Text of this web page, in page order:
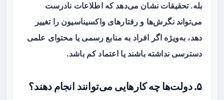
بله. تحقیقات نشان می‌دهد که اطلاعات نادرست
می‌تواند نگرش‌ها و رفتارهای واکسیناسیون را تغییر
دهد، به‌ویژه اگر افراد به منابع رسمی یا محتوای علمی
دسترسی نداشته باشند یا اعتماد کم باشد.
۵. دولت‌ها چه کارهایی می‌توانند انجام دهند؟